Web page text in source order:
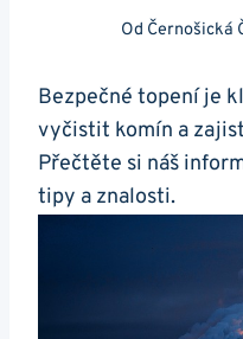
Od Černošická
Bezpečné topení je
vyčistit komín a
Přečtěte si náš
tipy a znalosti.